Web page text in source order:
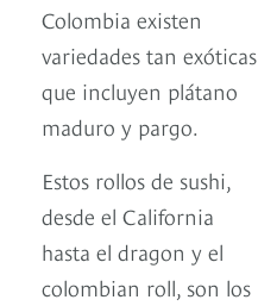
Colombia existen
variedades tan exóticas
que incluyen plátano
maduro y pargo.
Estos rollos de sushi,
desde el California
hasta el dragon y el
colombian roll, son los